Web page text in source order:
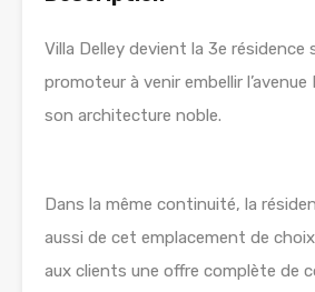
Villa Delley devient la 3e résidence
promoteur à venir embellir l’avenue
son architecture noble.
Dans la même continuité, la
aussi de cet emplacement de
aux clients une offre complète de